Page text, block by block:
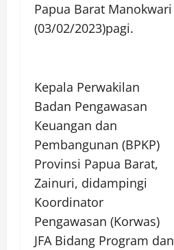
Papua Barat Manokwari
(03/02/2023)pagi.
Kepala Perwakilan
Badan Pengawasan
Keuangan dan
Pembangunan (BPKP)
Provinsi Papua Barat,
Zainuri, didampingi
Koordinator
Pengawasan (Korwas)
JFA Bidang Program dan